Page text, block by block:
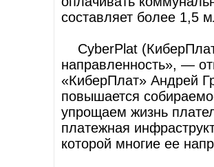
составляет более 1,5
CyberPlat
направленность», —
«КиберПлат» Андрей
повышается
упрощаем жизнь
платежная
которой многие ее